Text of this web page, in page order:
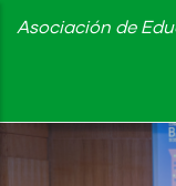
Skip
content
Asociación de